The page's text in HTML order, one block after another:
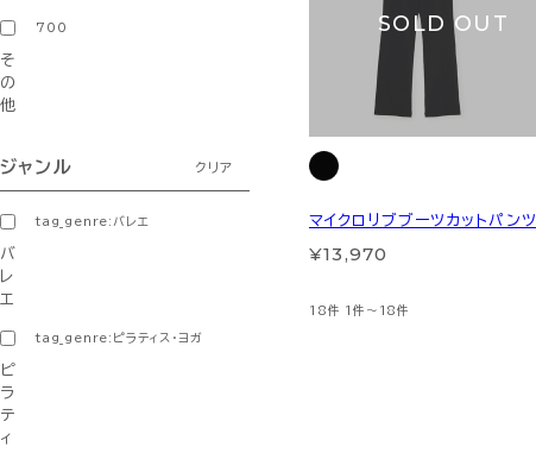
700
そ
の
他
ジャンル クリア
tag_genre:バレエ
バ
レ
エ
tag_genre:ピラティス・ヨガ
ピ
ラ
テ
ィ
SOLD OUT
マイクロリブブーツカットパンツ
¥13,970
18件 1件～18件